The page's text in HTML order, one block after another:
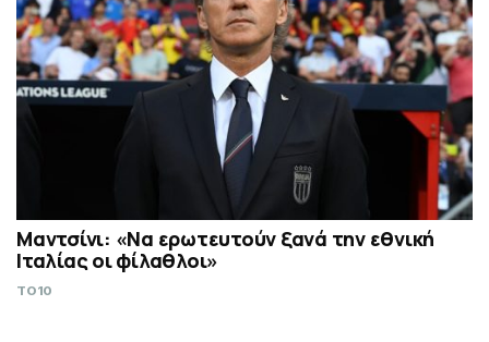
Μαντσίνι: «Να ερωτευτούν ξανά την εθνική
Ιταλίας οι φίλαθλοι»
TO10